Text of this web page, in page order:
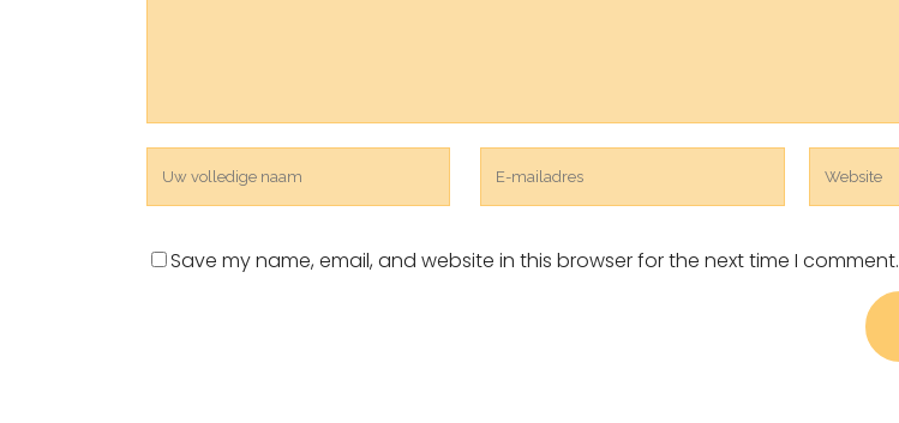
Save my name, email, and website in this browser for the next time I comment.